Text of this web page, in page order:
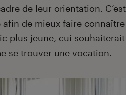
de leur orientation. C’est
de mieux faire connaître
plus jeune, qui souhaiterait
se trouver une vocation.